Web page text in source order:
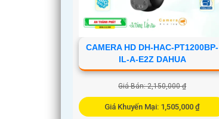
CAMERA HD DH-HAC-PT1200BP-
IL-A-E2Z DAHUA
Giá Bán: 2,150,000 ₫
Giá Khuyến Mại: 1,505,000 ₫